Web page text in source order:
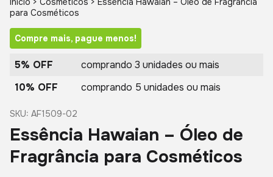
para Cosméticos
Compre mais, pague menos!
5% OFF
comprando 3 unidades ou mais
10% OFF
comprando 5 unidades ou mais
SKU: AF1509-02
Essência Hawaian – Óleo de
Fragrância para Cosméticos